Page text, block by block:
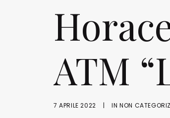
ATM
7 APRILE 2022 | INNON